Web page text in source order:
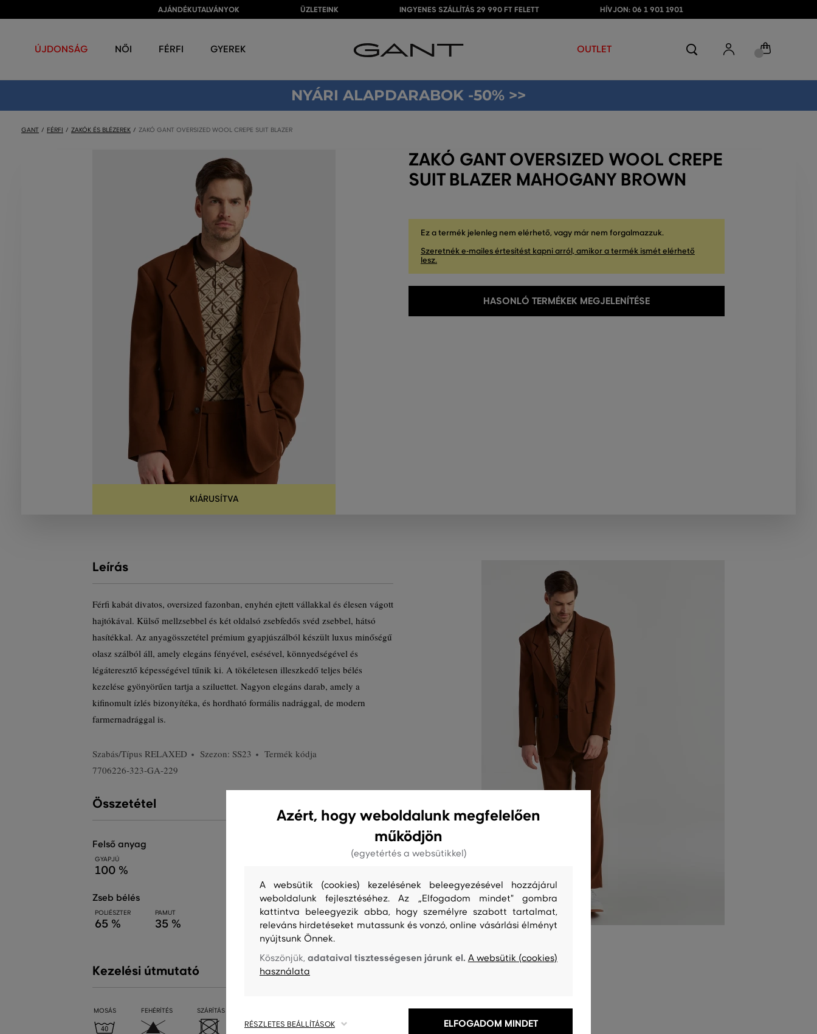
AJÁNDÉKUTALVÁNYOK ÜZLETEINK INGYENES SZÁLLÍTÁS 29 990 FT FELETT HÍVJON: 06 1 901 1901
ÚJDONSÁG NŐI FÉRFI GYEREK OUTLET
NYÁRI ALAPDARABOK -50% >>
GANT FÉRFI ZAKÓK ÉS BLÉZEREK ZAKÓ GANT OVERSIZED WOOL CREPE SUIT BLAZER
KIÁRUSÍTVA
ZAKÓ GANT OVERSIZED WOOL CREPE
SUIT BLAZER MAHOGANY BROWN
Ez a termék jelenleg nem elérhető, vagy már nem forgalmazzuk.
Szeretnék e-mailes értesítést kapni arról, amikor a termék ismét elérhető
lesz.
HASONLÓ TERMÉKEK MEGJELENÍTÉSE
Leírás
Férfi kabát divatos, oversized fazonban, enyhén ejtett vállakkal és élesen vágott
hajtókával. Külső mellzsebbel és két oldalsó zsebfedős svéd zsebbel, hátsó
hasítékkal. Az anyagösszetétel prémium gyapjúszálból készült luxus minőségű
olasz szálból áll, amely elegáns fényével, esésével, könnyedségével és
légáteresztő képességével tűnik ki. A tökéletesen illeszkedő teljes bélés
kezelése gyönyörűen tartja a sziluettet. Nagyon elegáns darab, amely a
kifinomult ízlés bizonyítéka, és hordható formális nadrággal, de modern
farmernadrággal is.
Szabás/Típus RELAXED Szezon: SS23
Termék kódja
7706226-323-GA-229
Összetétel
felső anyag
GYAPJÚ
100 %
zseb bélés
POLIÉSZTER
65 %
PAMUT
35 %
Kezelési útmutató
MOSÁS FEHÉRÍTÉS SZÁRÍTÁS
Azért, hogy weboldalunk megfelelően
működjön
(egyetértés a websütikkel)
A websütik (cookies) kezelésének beleegyezésével hozzájárul
weboldalunk fejlesztéséhez. Az „Elfogadom mindet" gombra
kattintva beleegyezik abba, hogy személyre szabott tartalmat,
releváns hirdetéseket mutassunk és vonzó, online vásárlási élményt
nyújtsunk Önnek.
Köszönjük,adataival tisztességesen járunk el. A websütik (cookies)
használata
RÉSZLETES BEÁLLÍTÁSOK ELFOGADOM MINDET